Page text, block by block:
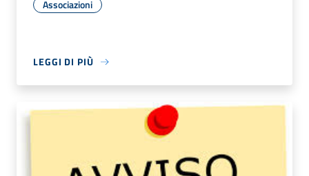
Associazioni
LEGGI DI PIÙ